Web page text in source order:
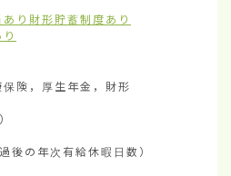
り 財形貯蓄制度あり
険，厚生年金，財形
の年次有給休暇日数）